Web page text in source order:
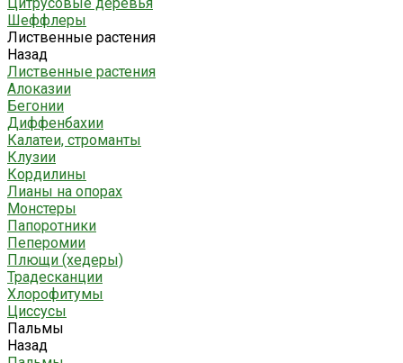
Шеффлеры
Лиственные растения
Назад
Лиственные растения
Алоказии
Бегонии
Диффенбахии
Калатеи, строманты
Клузии
Кордилины
Лианы на опорах
Монстеры
Папоротники
Пеперомии
Плющи (хедеры)
Традесканции
Хлорофитумы
Циссусы
Пальмы
Назад